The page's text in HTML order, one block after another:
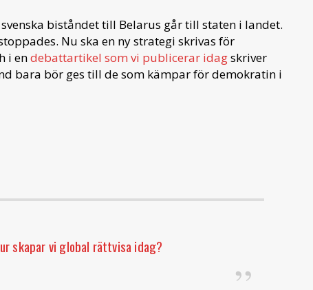
biståndet till Belarus går till staten i landet.
Nu ska en ny strategi skrivas för
i endebattartikel som vi publicerar idagskriver
bara bör ges till de som kämpar för demokratin i
skapar vi global rättvisa idag?